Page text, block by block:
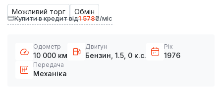
Можливий торг Обмін
Купити в кредит від1 578₴/міс
Одометр
10 000 км
Двигун
Бензин, 1.5, 0 к.с.
Рік
1976
Передача
Механіка